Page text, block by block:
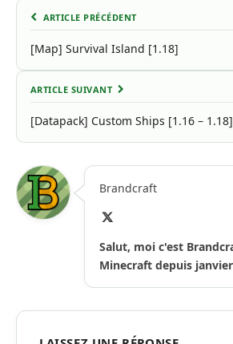
ARTICLE PRÉCÉDENT
[Map] Survival Island [1.18]
ARTICLE SUIVANT
[Datapack] Custom Ships [1.16 – 1.18]
Brandcraft
Salut, moi c'est
Minecraft depuis